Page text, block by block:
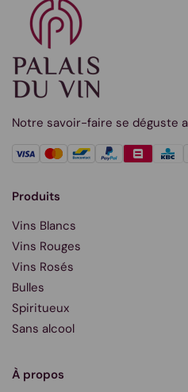
Notre savoir-faire se déguste
Produits
Vins Blancs
Vins Rouges
Vins Rosés
Bulles
Spiritueux
Sans alcool
À propos